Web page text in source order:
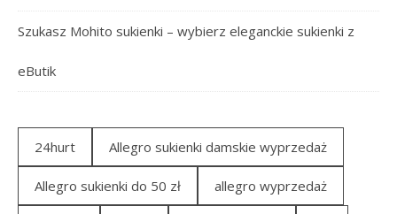
Szukasz Mohito sukienki – wybierz eleganckie sukienki z
eButik
24hurt Allegro sukienki damskie wyprzedaż
Allegro sukienki do 50 zł allegro wyprzedaż